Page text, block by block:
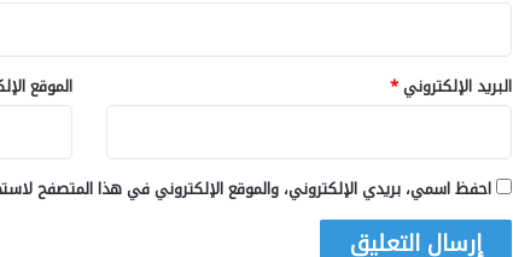
البريد الإلكتروني* الموقع
احفظ اسمي، بريدي الإلكتروني، والموقع الإلكتروني في هذا المتصفح